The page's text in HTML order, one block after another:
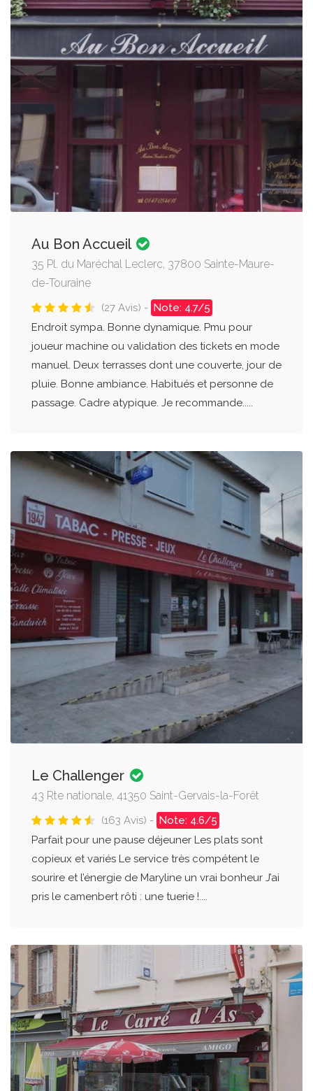
Au Bon Accueil
35 Pl. du Maréchal Leclerc, 37800 Sainte-Maure-
de-Touraine
(27 Avis) - Note: 4.7/5
Endroit sympa. Bonne dynamique. Pmu pour
joueur machine ou validation des tickets en mode
manuel. Deux terrasses dont une couverte, jour de
pluie. Bonne ambiance. Habitués et personne de
passage. Cadre atypique. Je recommande.....
Le Challenger
43 Rte nationale, 41350 Saint-Gervais-la-Forêt
(163 Avis) - Note: 4.6/5
Parfait pour une pause déjeuner Les plats sont
copieux et variés Le service très compétent le
sourire et l’énergie de Maryline un vrai bonheur J’ai
pris le camenbert rôti : une tuerie !....